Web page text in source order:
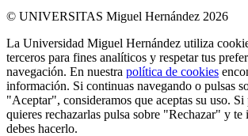
© UNIVERSITAS Miguel Hernández 2026
La Universidad Miguel Hernández utiliza
terceros para fines analíticos y respetar tus
navegación. En nuestra política de cookies
información. Si continuas navegando o pulsas
"Aceptar", consideramos que aceptas su uso.
quieres rechazarlas pulsa sobre "Rechazar" y te
debes hacerlo.